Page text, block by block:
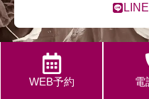
WEB予約 電